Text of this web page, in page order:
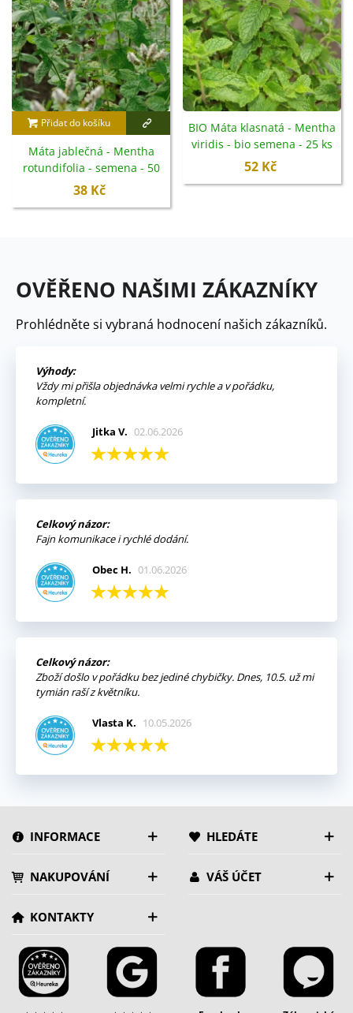
Přidat do košíku
Máta jablečná - Mentha
rotundifolia - semena - 50
ks
38 Kč
BIO Máta klasnatá - Mentha
viridis - bio semena - 25 ks
52 Kč
OVĚŘENO NAŠIMI ZÁKAZNÍKY
Prohlédněte si vybraná hodnocení našich zákazníků.
Výhody:
Vždy mi přišla objednávka velmi rychle a v pořádku,
kompletní.
Jitka V. 02.06.2026
Celkový názor:
Fajn komunikace i rychlé dodání.
Obec H. 01.06.2026
Celkový názor:
Zboží došlo v pořádku bez jediné chybičky. Dnes, 10.5. už mi
tymián raší z květníku.
Vlasta K. 10.05.2026
INFORMACE HLEDÁTE
NAKUPOVÁNÍ VÁŠ ÚČET
KONTAKTY